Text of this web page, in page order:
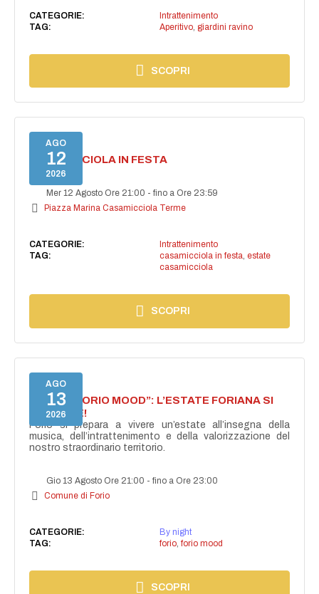
CATEGORIE:
Intrattenimento
TAG:
Aperitivo, giardini ravino
SCOPRI
AGO
12
2026
CASAMICCIOLA IN FESTA
Mer 12 Agosto Ore 21:00 -fino a Ore 23:59
Piazza Marina Casamicciola Terme
CATEGORIE:
Intrattenimento
TAG:
casamicciola in festa, estate
casamicciola
SCOPRI
AGO
13
2026
NASCE “FORIO MOOD”: L’ESTATE FORIANA SI
ACCENDE!
Forio si prepara a vivere un’estate all’insegna della
musica, dell’intrattenimento e della valorizzazione del
nostro straordinario territorio.
Gio 13 Agosto Ore 21:00 -fino a Ore 23:00
Comune di Forio
CATEGORIE:
By night
TAG:
forio, forio mood
SCOPRI